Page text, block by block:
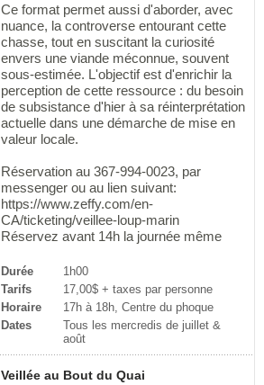
Ce format permet aussi d'aborder, avec
nuance, la controverse entourant cette
chasse, tout en suscitant la curiosité
envers une viande méconnue, souvent
sous-estimée. L'objectif est d'enrichir la
perception de cette ressource : du besoin
de subsistance d'hier à sa réinterprétation
actuelle dans une démarche de mise en
valeur locale.
Réservation au 367-994-0023, par
messenger ou au lien suivant:
https://www.zeffy.com/en-
CA/ticketing/veillee-loup-marin
Réservez avant 14h la journée même
Durée
1h00
Tarifs
17,00$ + taxes par personne
Horaire
17h à 18h, Centre du phoque
Dates
Tous les mercredis de juillet &
août
Veillée au Bout du Quai